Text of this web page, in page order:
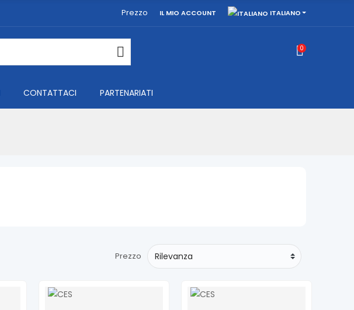
Prezzo IL MIO ACCOUNT ITALIANO
0
CONTATTACI PARTENARIATI
Prezzo